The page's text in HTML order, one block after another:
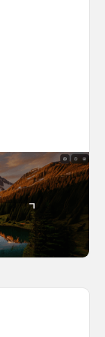
Your
and